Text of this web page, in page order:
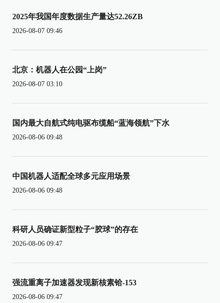
2025年我国年度数据生产量达52.26ZB
2026-08-07 09:46
北京：机器人在公园“上岗”
2026-08-07 03:10
国内最大自航式纯电驱布缆船“蓝海领航”下水
2026-08-06 09:48
中国机器人适配全球多元应用场景
2026-08-06 09:48
科研人员确证新型粒子“胶球”的存在
2026-08-06 09:47
强流重离子加速器发现新核素铪-153
2026-08-06 09:47